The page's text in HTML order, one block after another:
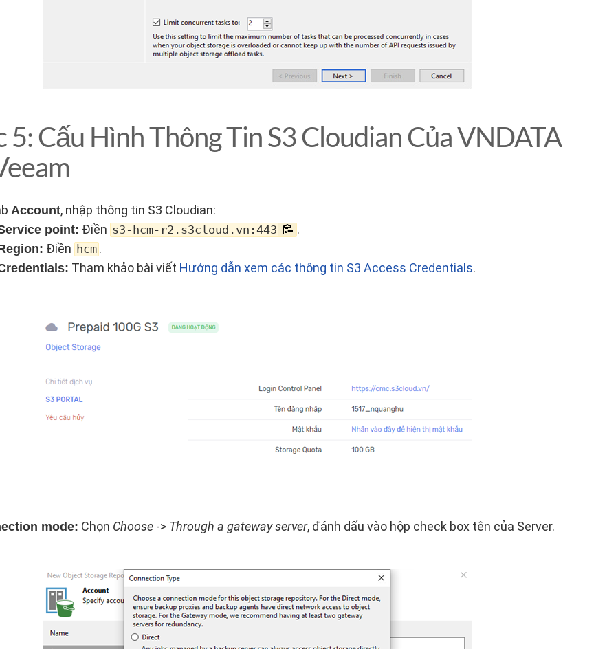
Cấu Hình Thông Tin S3 Cloudian Của VNDATA
Account, nhập thông tin S3 Cloudian:
point: Điền s3-hcm-r2.s3cloud.vn:443 .
Điền hcm .
Tham khảo bài viết Hướng dẫn xem các thông tin S3 Access Credentials.
mode: Chọn Choose -> Through a gateway server, đánh dấu vào hộp check box tên của Server.